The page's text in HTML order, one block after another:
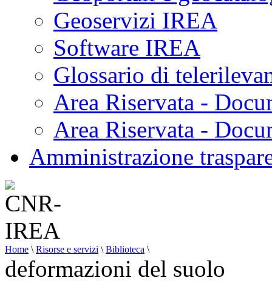
Geoservizi IREA
Software IREA
Glossario di
Area Riservata -
Area Riservata -
Amministrazione
Home \ Risorse e servizi \ Biblioteca \
deformazioni del suolo